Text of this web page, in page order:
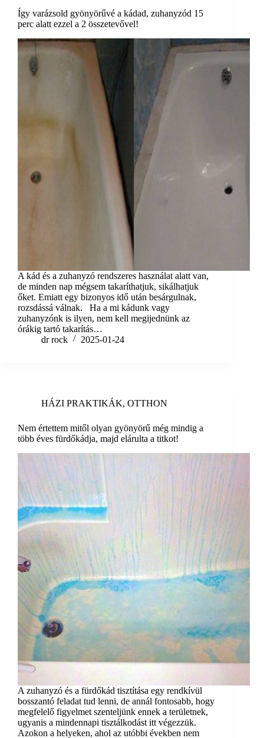
Így varázsold gyönyörűvé a kádad, zuhanyzód 15
perc alatt ezzel a 2 összetevővel!
A kád és a zuhanyzó rendszeres használat alatt van,
de minden nap mégsem takaríthatjuk, sikálhatjuk
őket. Emiatt egy bizonyos idő után besárgulnak,
rozsdássá válnak. Ha a mi kádunk vagy
zuhanyzónk is ilyen, nem kell megijednünk az
órákig tartó takarítás…
dr rock
2025-01-24
HÁZI PRAKTIKÁK, OTTHON
Nem értettem mitől olyan gyönyörű még mindig a
több éves fürdőkádja, majd elárulta a titkot!
A zuhanyzó és a fürdőkád tisztítása egy rendkívül
bosszantó feladat tud lenni, de annál fontosabb, hogy
megfelelő figyelmet szenteljünk ennek a területnek,
ugyanis a mindennapi tisztálkodást itt végezzük.
Azokon a helyeken, ahol az utóbbi években nem